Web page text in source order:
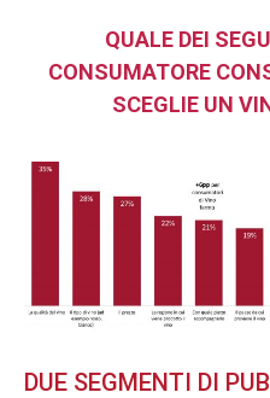
QUALE DEI
CONSUMATORE
SCEGLIE UN
DUE SEGMENTI DI